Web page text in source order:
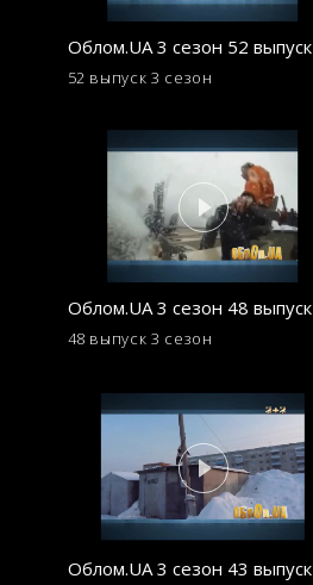
Облом.UA 3 сезон 52 выпуск
52 выпуск 3 сезон
Облом.UA 3 сезон 48 выпуск
48 выпуск 3 сезон
Облом.UA 3 сезон 43 выпуск